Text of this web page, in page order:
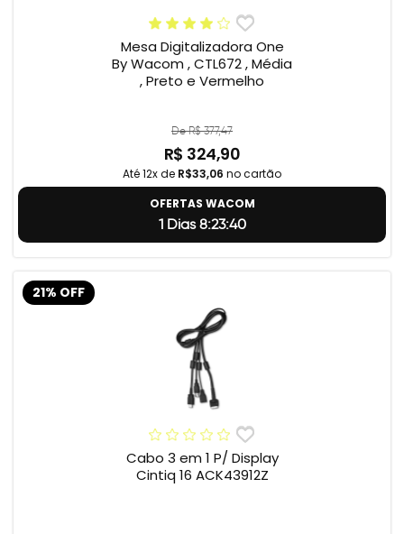
Mesa Digitalizadora One
By Wacom , CTL672 , Média
, Preto e Vermelho
De R$ 377,47
R$ 324,90
Até 12x de R$33,06 no cartão
OFERTAS WACOM
1 Dias 8:23:39
21% OFF
Cabo 3 em 1 P/ Display
Cintiq 16 ACK43912Z